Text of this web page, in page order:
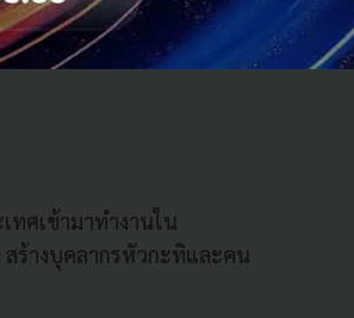
มุ่งขับเคลื่อนประเทศไทยสู่
ทศเข้ามาทำงานใน
ร้างบุคลากรหัวกะทิและคน